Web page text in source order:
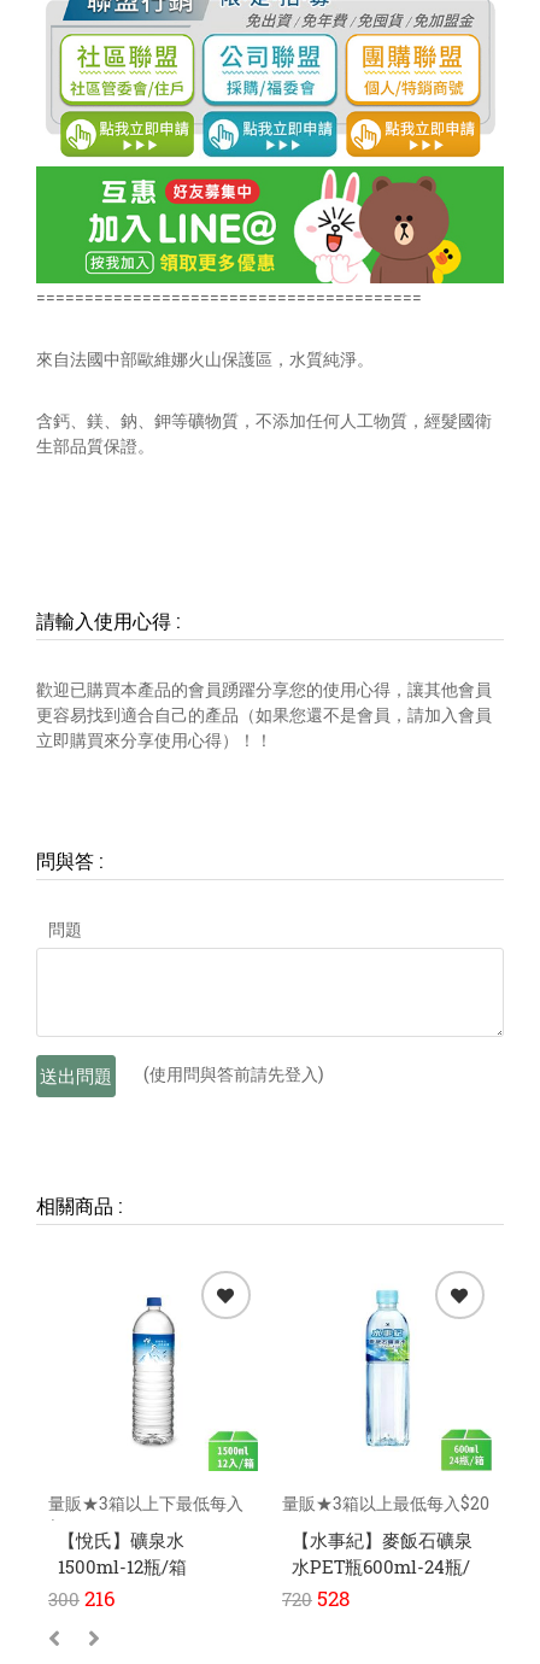
========================================
來自法國中部歐維娜火山保護區，水質純淨。
含鈣、鎂、鈉、鉀等礦物質，不添加任何人工物質，經髮國衛
生部品質保證。
請輸入使用心得 :
歡迎已購買本產品的會員踴躍分享您的使用心得，讓其他會員
更容易找到適合自己的產品（如果您還不是會員，請加入會員
立即購買來分享使用心得）！！
問與答 :
問題
送出問題 (使用問與答前請先登入)
相關商品 :
量販★3箱以上下最低每入
$17元【悅氏】礦泉水
1500ml-12瓶/箱
300 216
量販★3箱以上最低每入$20
【水事紀】麥飯石礦泉
水PET瓶600ml-24瓶/
箱
720 528